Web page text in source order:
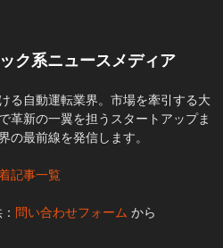
ク系ニュースメディア
る自動運転業界。市場を牽引する大
革新の一翼を担うスタートアップま
の最前線を発信します。
記事一覧
問い合わせフォーム から